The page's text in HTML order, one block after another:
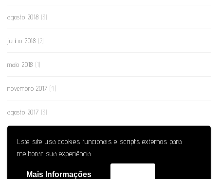
Este site usa cookies funcionais e scripts externos para
melhorar sua experiência.
Mais Informações
agosto 2018 (3)
junho 2018 (2)
maio 2018 (1)
novembro 2017 (4)
agosto 2017 (3)